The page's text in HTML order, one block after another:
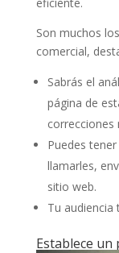
Son muchos
comercial,
Sabrás el
página de
correcciones
Puedes
llamarles,
sitio web.
Tu
Establece